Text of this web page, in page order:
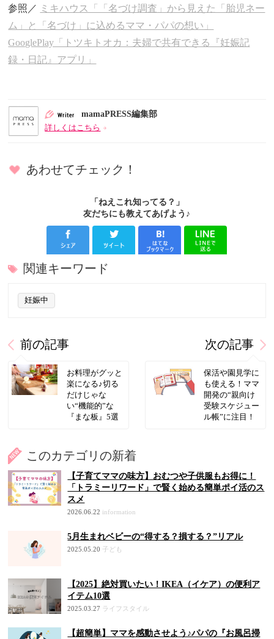
参照／ ミキハウス「「名づけ調査」から見えた「胎児ネー
ム」と「名づけ」に込めるママ・パパの想い」
GooglePlay「トツキトオカ：夫婦で共有できる『妊娠記
録・日記』アプリ」
mamaPRESS編集部
詳しくはこちら
あわせてチェック！
「ねえこれ知ってる？」
友だちにも教えてあげよう♪
関連キーワード
妊娠中
前の記事
お料理がグッと
楽になる♪切る
だけじゃな
い“機能的”な
『まな板』5選
次の記事
保活や園見学に
も使える！ママ
開発の“親向け
受験スケジュー
ル帳”に注目！
このカテゴリの新着
【子育てママの味方】おむつや子供服もお得に！
「トラミーリワード」で賢く始める簡単ポイ活のス
スメ
2026.06.22 information
5月生まれベビーの“得する？損する？”リアル
2025.05.20 子ども
【2025】絶対買いたい！IKEA（イケア）の便利ア
イテム10選
2025.03.27 ライフスタイル
【超簡単】ママを感動させよう♪パパの『お風呂掃